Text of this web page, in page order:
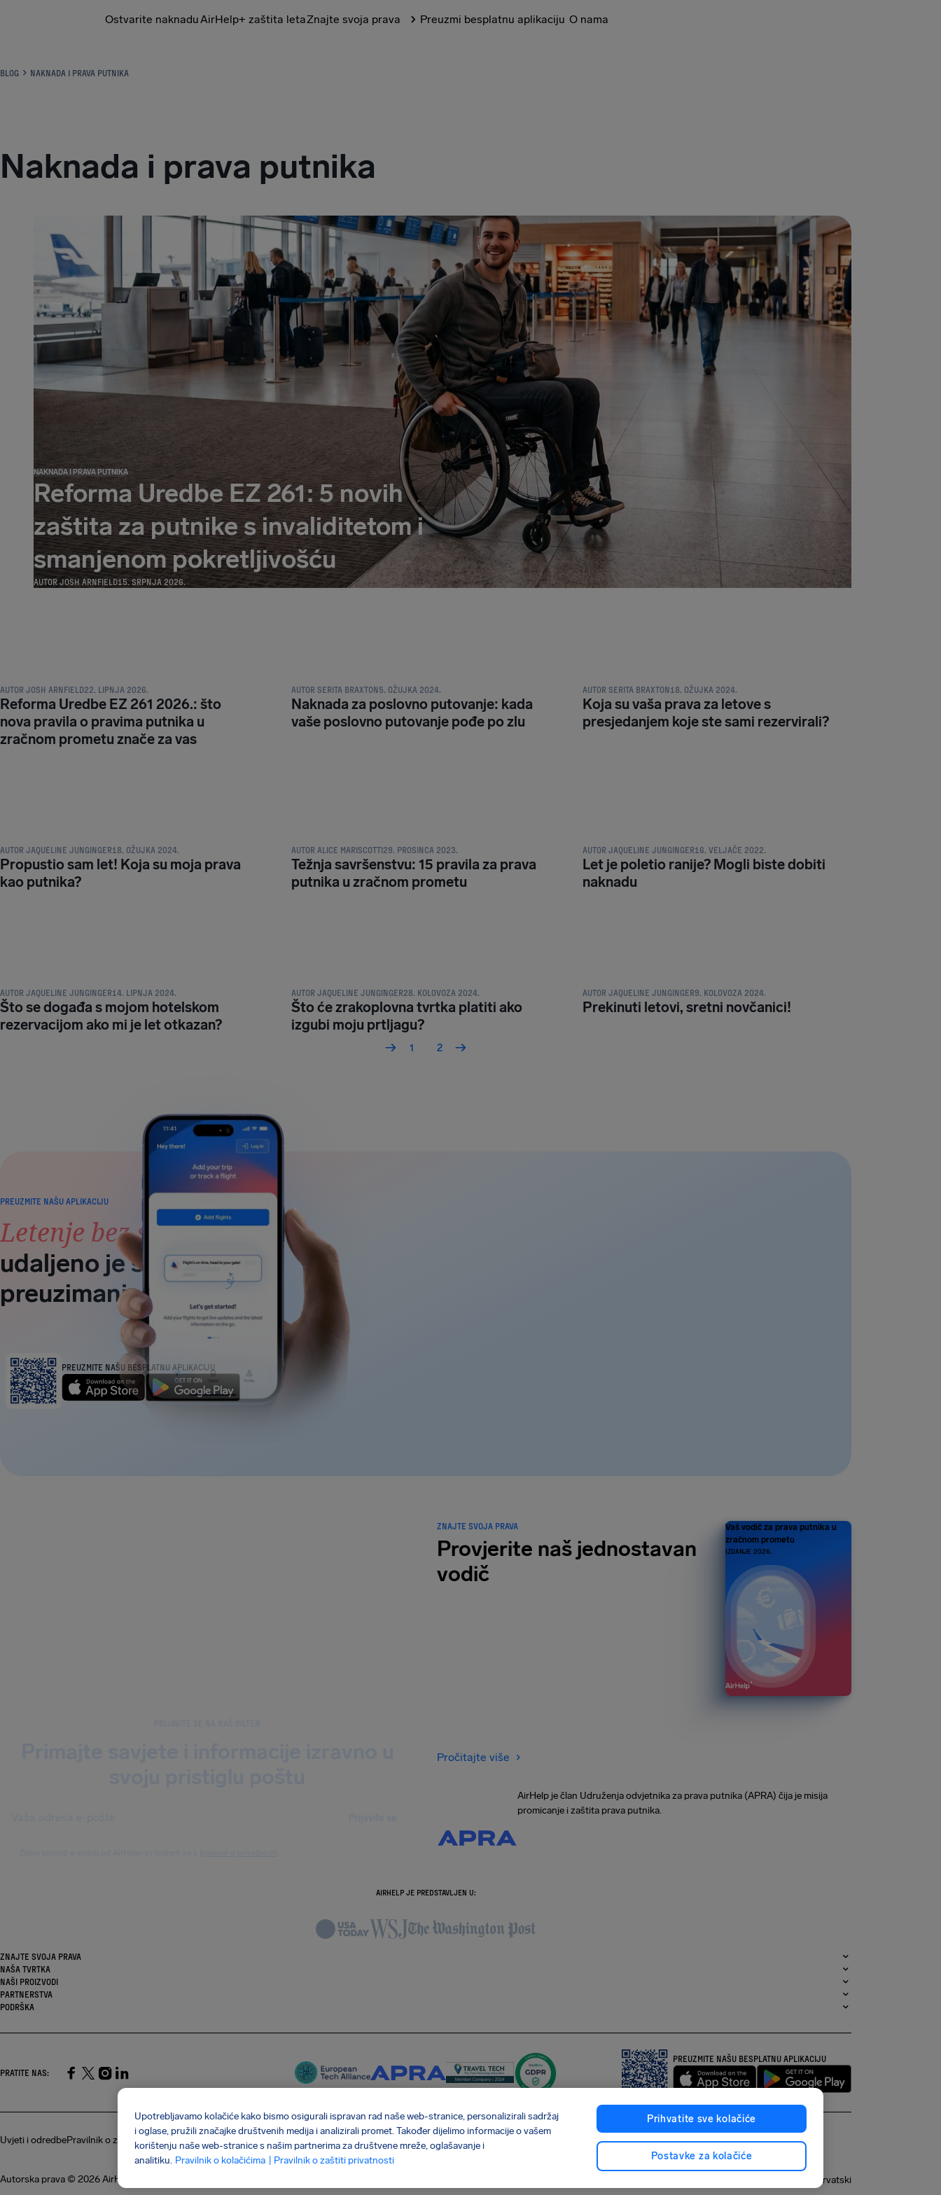
Ostvarite naknaduAirHelp+ zaštita letaZnajte svoja prava Preuzmi besplatnu aplikaciju O nama
BLOG NAKNADA I PRAVA PUTNIKA
Naknada i prava putnika
NAKNADA I PRAVA PUTNIKA
Reforma Uredbe EZ 261: 5 novih
zaštita za putnike s invaliditetom i
smanjenom pokretljivošću
AUTOR JOSH ARNFIELD15. SRPNJA 2026.
AUTOR JOSH ARNFIELD22. LIPNJA 2026.
Reforma Uredbe EZ 261 2026.: što
nova pravila o pravima putnika u
zračnom prometu znače za vas
AUTOR SERITA BRAXTON5. OŽUJKA 2024.
Naknada za poslovno putovanje: kada
vaše poslovno putovanje pođe po zlu
AUTOR SERITA BRAXTON18. OŽUJKA 2024.
Koja su vaša prava za letove s
presjedanjem koje ste sami rezervirali?
AUTOR JAQUELINE JUNGINGER18. OŽUJKA 2024.
Propustio sam let! Koja su moja prava
kao putnika?
AUTOR ALICE MARISCOTTI29. PROSINCA 2023.
Težnja savršenstvu: 15 pravila za prava
putnika u zračnom prometu
AUTOR JAQUELINE JUNGINGER16. VELJAČE 2022.
Let je poletio ranije? Mogli biste dobiti
naknadu
AUTOR JAQUELINE JUNGINGER14. LIPNJA 2024.
Što se događa s mojom hotelskom
rezervacijom ako mi je let otkazan?
AUTOR JAQUELINE JUNGINGER28. KOLOVOZA 2024.
Što će zrakoplovna tvrtka platiti ako
izgubi moju prtljagu?
AUTOR JAQUELINE JUNGINGER9. KOLOVOZA 2024.
Prekinuti letovi, sretni novčanici!
1 2
PREUZMITE NAŠU APLIKACIJU
Letenje bez stresa
udaljeno je samo jedno
preuzimanje
PREUZMITE NAŠU BESPLATNU APLIKACIJU
ZNAJTE SVOJA PRAVA
Provjerite naš jednostavan
vodič
Pročitajte više
Vaš vodič za prava putnika u
zračnom prometu
IZDANJE 2026.
AirHelp je član Udruženja odvjetnika za prava putnika (APRA) čija je misija
promicanje i zaštita prava putnika.
AIRHELP JE PREDSTAVLJEN U:
ZNAJTE SVOJA PRAVA
NAŠA TVRTKA
NAŠI PROIZVODI
PARTNERSTVA
PODRŠKA
PRATITE NAS:
SocialFacebook
SocialTwitter
SocialInstagram
SocialLinkedin
PREUZMITE NAŠU BESPLATNU APLIKACIJU
Uvjeti i odredbePravilnik o zaštiti privatnosti Kolačići Napad na lanac opskrbe Shai-HuludRaskid ugovora
Autorska prava © 2026 AirHelp Hrvatski
Upotrebljavamo kolačiće kako bismo osigurali ispravan rad naše web-stranice, personalizirali sadržaj
i oglase, pružili značajke društvenih medija i analizirali promet. Također dijelimo informacije o vašem
korištenju naše web-stranice s našim partnerima za društvene mreže, oglašavanje i
analitiku. Pravilnik o kolačićima | Pravilnik o zaštiti privatnosti
Prihvatite sve kolačiće
Postavke za kolačiće